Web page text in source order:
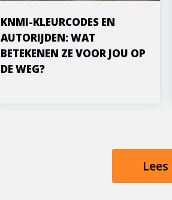
KNMI-KLEURCODES EN
AUTORIJDEN: WAT
BETEKENEN ZE VOOR JOU OP
DE WEG?